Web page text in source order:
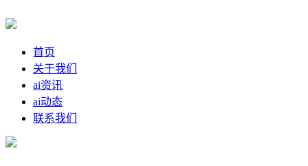
首页
关于我们
ai资讯
ai动态
联系我们